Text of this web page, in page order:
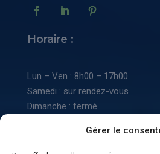
Gérer le
Horaire :
Lun – Ven : 8h00 – 17h00
Samedi : sur rendez-vous
Dimanche : fermé
Mentions légales: